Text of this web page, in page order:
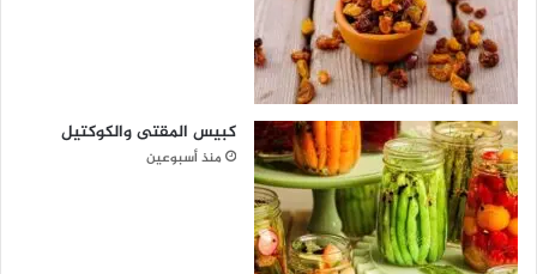
كبيس المقتى والكوكتيل
منذ أسبوعين